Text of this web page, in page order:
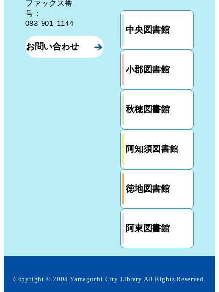
ファックス番
号：
083-901-1144
お問い合わせ
中央図書館
小郡図書館
秋穂図書館
阿知須図書館
徳地図書館
阿東図書館
Copyright ©2008 Yamaguchi City Library All Rights Reserved.